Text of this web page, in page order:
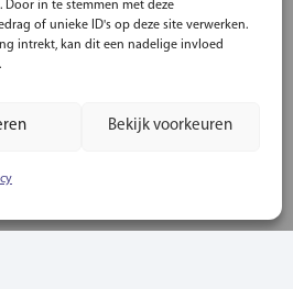
in te stemmen met deze
of unieke ID's op deze site verwerken.
intrekt, kan dit een nadelige invloed
Bekijk voorkeuren